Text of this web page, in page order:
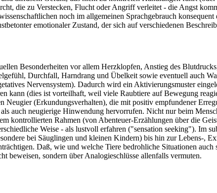
die zu Verstecken, Flucht oder Angriff verleitet - die Angst
noch im allgemeinen Sprachgebrauch
emotionaler Zustand, der sich auf verschiedenen
Besonderheiten vor allem Herzklopfen, Anstieg des
Durchfall, Harndrang und Übelkeit sowie eventuell auch
Nervensystem). Dadurch wird ein Aktivierungsmuster
kann (dies ist vorteilhaft, weil viele Raubtiere auf Bewegung
(Erkundungsverhalten), die mit positiv empfundener
auch neugierige Hinwendung hervorrufen. Nicht nur beim
kontrollierten Rahmen (von Abenteuer-Erzählungen über die
Weise - als lustvoll erfahren ("sensation seeking"). Im
bei Säuglingen und kleinen Kindern) bis hin zur Lebens-,
Daß, wie und welche Tiere bedrohliche Situationen
beweisen, sondern über Analogieschlüsse allenfalls vermuten.